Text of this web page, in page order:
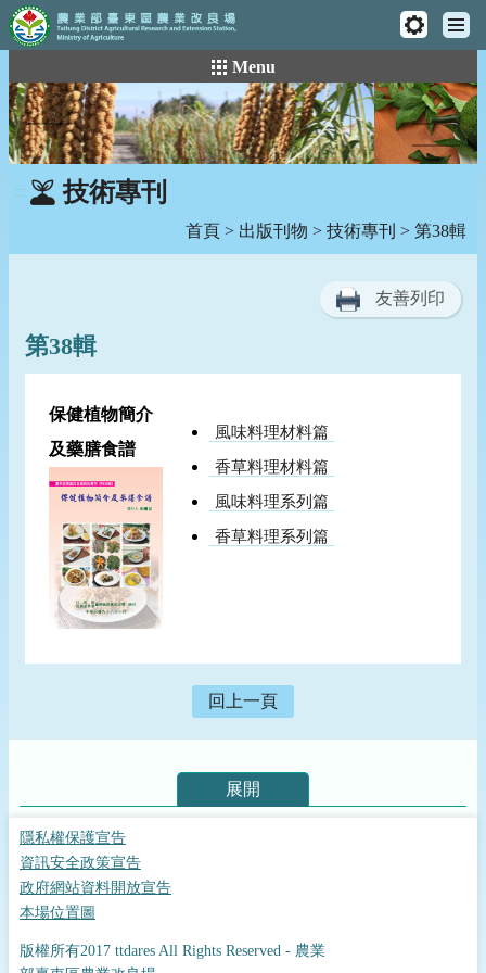
到
主
要
內
區
工
具
主
單
Menu
::: 技術專刊
首頁 > 出版刊物 > 技術專刊 > 第38輯
友善列印
第38輯
保健植物簡介
及藥膳食譜
風味料理材料篇
香草料理材料篇
風味料理系列篇
香草料理系列篇
回上一頁
展開
隱私權保護宣告
資訊安全政策宣告
政府網站資料開放宣告
本場位置圖
版權所有2017 ttdares All Rights Reserved - 農業